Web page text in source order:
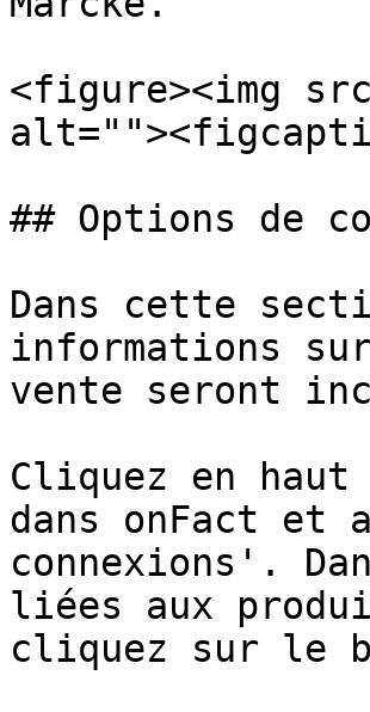
<figure><img
## Options de
Dans cette
informations
vente seront
Cliquez en
dans onFact et
connexions'.
liées aux
cliquez sur le